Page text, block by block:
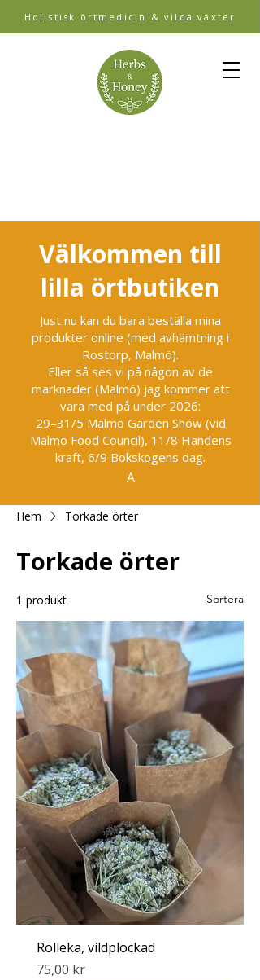
Holistisk örtmedicin & vilda växter
Välkommen till
lilla örtbutiken
Just nu kan du bara beställa mina
produkter online (med avhämtning i
Rostorp, Malmö).
Eller så ses vi på någon av de
marknader (Malmö) jag kommer att
vara med på under 2026:
29–31/5 Malmö Garden Show (vid
Malmö Food Council), 11/8 Handens
kraft, 6/9 Bokskogens dag.
A
Hem Torkade örter
Torkade örter
1 produkt Sortera
Rölleka, vildplockad
Pris
75,00 kr